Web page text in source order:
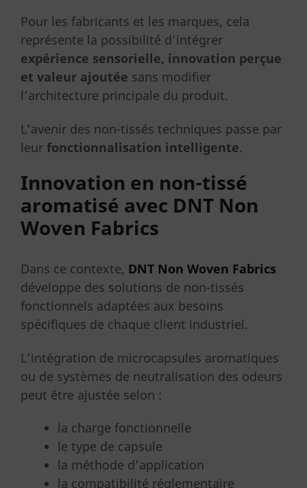
Pour les fabricants et les marques, cela
représente la possibilité d’intégrer
expérience sensorielle, innovation perçue
et valeur ajoutée sans modifier
l’architecture principale du produit.
L’avenir des non-tissés techniques passe par
leur fonctionnalisation intelligente.
Innovation en non-tissé
aromatisé avec DNT Non
Woven Fabrics
Dans ce contexte, DNT Non Woven Fabrics
développe des solutions de non-tissés
fonctionnels adaptées aux besoins
spécifiques de chaque client industriel.
L’intégration de microcapsules aromatiques
ou de systèmes de neutralisation des odeurs
peut être ajustée selon :
la charge fonctionnelle
le type de capsule
la méthode d’application
la compatibilité réglementaire